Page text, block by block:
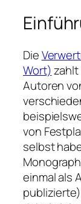
Die
Wort)zahlt
Autoren
von
selbst
einmal als